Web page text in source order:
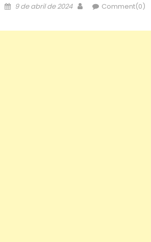
Posted
9 de abril de 2024 AuthorComment(0)